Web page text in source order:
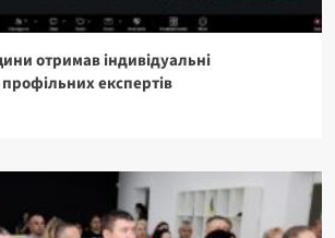
отримав індивідуальні
профільних експертів